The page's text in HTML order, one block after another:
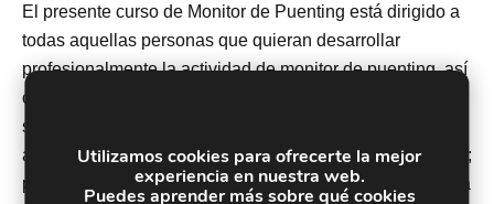
El presente curso de Monitor de Puenting está dirigido a
todas aquellas personas que quieran desarrollar
profesionalmente la actividad de monitor de puenting, así
como recibir los conocimientos necesarios para ejercer
su práctica. Además también está dirigido a deportistas y
amantes de la naturaleza y de los deportes multiaventura;
personas que les gusta realizar actividades multiaventura
Utilizamos cookies para ofrecerte la mejor
experiencia en nuestra web.
Puedes aprender más sobre qué cookies